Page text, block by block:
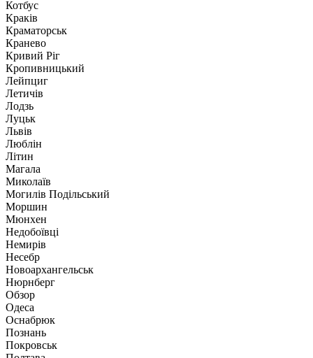
Котбус
Краків
Краматорськ
Кранево
Кривий Ріг
Кропивницький
Лейпциг
Летичів
Лодзь
Луцьк
Львів
Люблін
Літин
Магала
Миколаїв
Могилів Подільський
Моршин
Мюнхен
Недобоївці
Немирів
Несебр
Новоархангельськ
Нюрнберг
Обзор
Одеса
Оснабрюк
Познань
Покровськ